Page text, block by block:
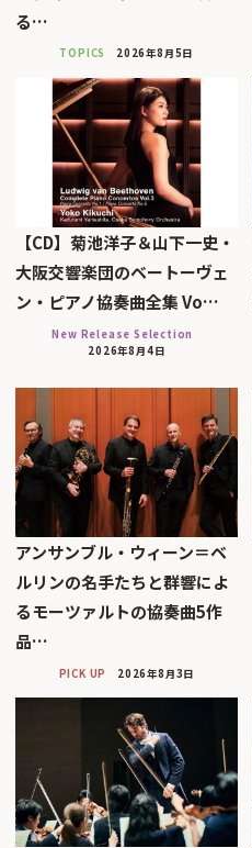
る…
TOPICS 2026年8月5日
【CD】菊池洋子＆山下一史・
大阪交響楽団のベートーヴェ
ン・ピアノ協奏曲全集 Vo…
New Release Selection
2026年8月4日
アンサンブル・ウィーン＝ベ
ルリンの名手たちと群響によ
るモーツァルトの協奏曲5作
品…
PICK UP 2026年8月3日